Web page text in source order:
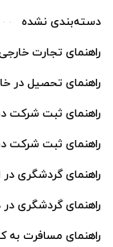
دسته‌بندی نشده
راهنمای تجارت
راهنمای تحصیل در
راهنمای ثبت شرکت
راهنمای ثبت شرکت
راهنمای گردشگری در
راهنمای گردشگری
راهنمای مسافرت به